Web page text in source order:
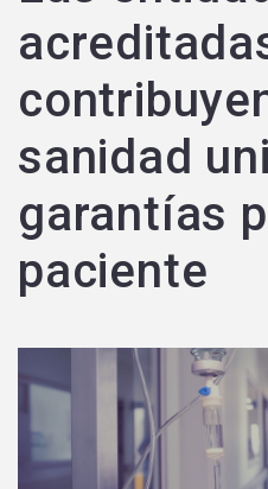
sanidad
garantías
paciente